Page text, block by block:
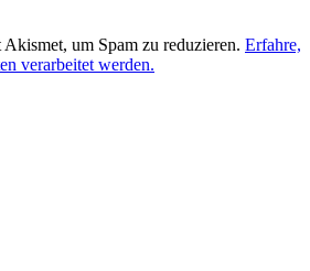
um Spam zu reduzieren. Erfahre,
verarbeitet werden.